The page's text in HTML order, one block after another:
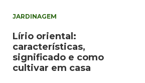
JARDINAGEM
Lírio oriental:
características,
significado e como
cultivar em casa